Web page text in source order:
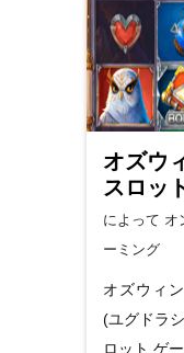
オズウ
スロッ
によって オ
ーミング
オズウィ
(ユグドラ
ロット ゲ